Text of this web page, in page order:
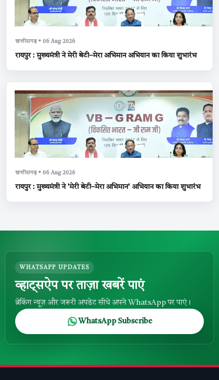
छत्तीसगढ़ • 06 Aug 2026
रायपुर : मुख्यमंत्री ने मेरी बेटी–मेरा अभिमान अभियान का किया शुभारंभ
छत्तीसगढ़ • 06 Aug 2026
रायपुर : मुख्यमंत्री ने 'मेरी बेटी–मेरा अभिमान' अभियान का किया शुभारंभ
WHATSAPP UPDATES
व्हाट्सऐप पर ताज़ा खबरें पाएं
ब्रेकिंग न्यूज़ और जरूरी अपडेट सीधे अपने WhatsApp पर पाएं।
WhatsApp Subscribe